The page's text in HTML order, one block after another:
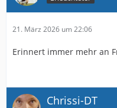
21. März 2026 um 22:06
Erinnert immer mehr an
Chrissi-DT